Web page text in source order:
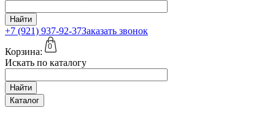
Найти
+7 (921) 937-92-37Заказать звонок
Корзина:
0
Искать по каталогу
Найти
Каталог